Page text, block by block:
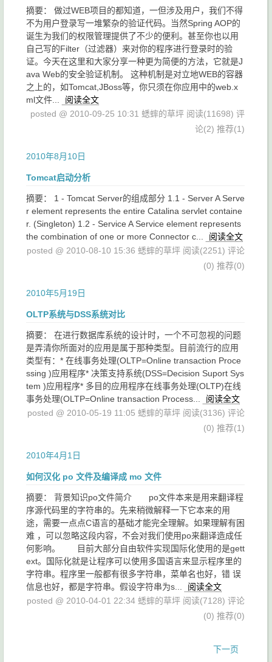
摘要： 做过WEB项目的都知道，一但涉及用户，我们不得
不为用户登录写一堆繁杂的验证代码。当然Spring AOP的
诞生为我们的权限管理提供了不少的便利。甚至你也以用
自己写的Filter（过滤器）来对你的程序进行登录时的验
证。今天在这里和大家分享一种更为简便的方法，它就是J
ava Web的安全验证机制。 这种机制是对立地WEB的容器
之上的，如Tomcat,JBoss等，你只须在你应用中的web.x
ml文件...
阅读全文
posted @ 2010-09-25 10:31 蟋蟀的草坪 阅读(11698) 评
论(2) 推荐(1)
2010年8月10日
Tomcat启动分析
摘要： 1 - Tomcat Server的组成部分 1.1 - Server A Serve
r element represents the entire Catalina servlet containe
r. (Singleton) 1.2 - Service A Service element represents
the combination of one or more Connector c...
阅读全文
posted @ 2010-08-10 15:36 蟋蟀的草坪 阅读(2251) 评论
(0) 推荐(0)
2010年5月19日
OLTP系统与DSS系统对比
摘要： 在进行数据库系统的设计时，一个不可忽视的问题
是弄清你所面对的应用是属于那种类型。目前流行的应用
类型有：* 在线事务处理(OLTP=Online transaction Proce
ssing )应用程序* 决策支持系统(DSS=Decision Suport Sys
tem )应用程序* 多目的应用程序在线事务处理(OLTP)在线
事务处理(OLTP=Online transaction Process...
阅读全文
posted @ 2010-05-19 11:05 蟋蟀的草坪 阅读(3136) 评论
(0) 推荐(1)
2010年4月1日
如何汉化 po 文件及编译成 mo 文件
摘要： 背景知识po文件简介 po文件本来是用来翻译程
序源代码里的字符串的。先来稍微解释一下它本来的用
途，需要一点点C语言的基础才能完全理解。如果理解有困
难 ，可以忽略这段内容，不会对我们使用po来翻译造成任
何影响。 目前大部分自由软件实现国际化使用的是gett
ext。国际化就是让程序可以使用多国语言来显示程序里的
字符串。程序里一般都有很多字符串，菜单名也好，错 误
信息也好，都是字符串。假设字符串为s...
阅读全文
posted @ 2010-04-01 22:34 蟋蟀的草坪 阅读(7128) 评论
(0) 推荐(0)
下一页